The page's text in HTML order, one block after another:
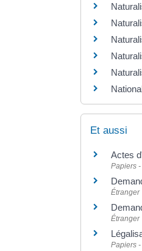
Et aussi
Actes
Papiers
Étranger
Étranger
Papiers